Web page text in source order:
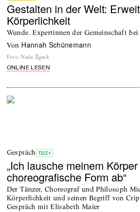
Gestalten in der Welt:
Körperlichkeit
Wunde. Expertinnen der Gemeinschaft
von Hannah Schünemann
Foto: Nada Žgank
ONLINE LESEN
Gespräch TDZ+
„Ich lausche meinem
choreografische Form ab“
Der Tänzer, Choreograf und Philosoph
Körperlichkeit und seinen Begriff von
Gespräch mit Elisabeth Maier